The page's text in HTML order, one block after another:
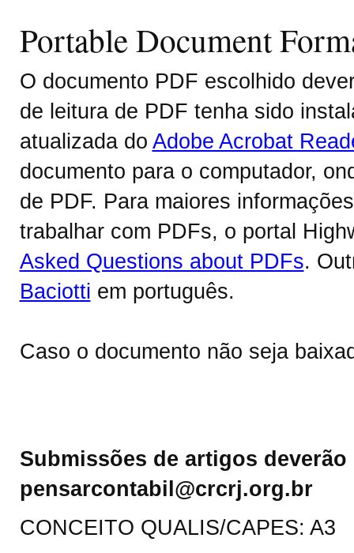
Portable Document
O documento PDF escolhido
de leitura de PDF tenha sido
atualizada do Adobe Acrobat
documento para o computador,
de PDF. Para maiores
trabalhar com PDFs, o portal
Asked Questions about PDFs.
Baciotti em português.
Caso o documento não seja
Submissões de artigos
pensarcontabil@crcrj.org.br
CONCEITO QUALIS/CAPES: A3